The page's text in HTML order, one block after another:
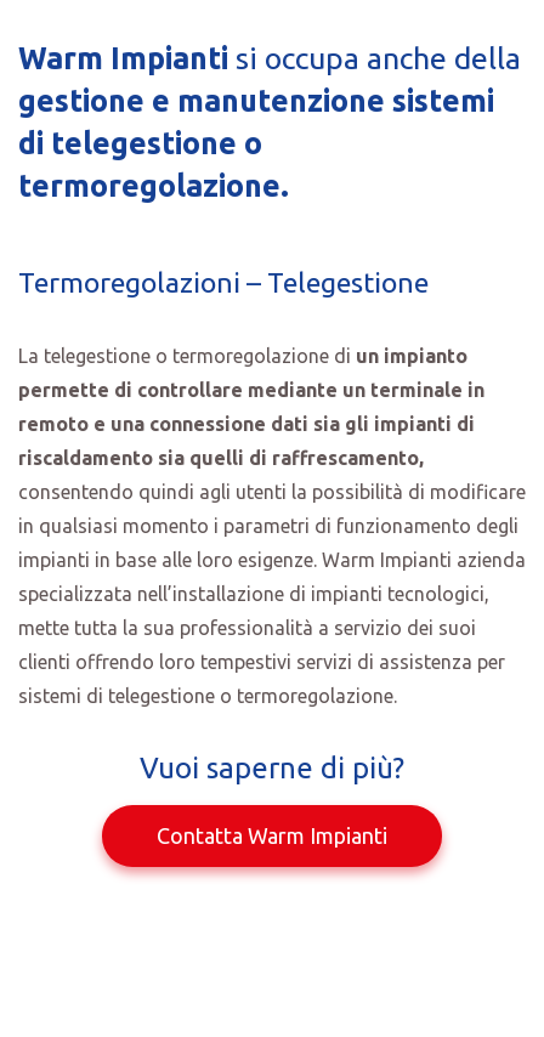
Warm Impianti si occupa anche della
gestione e manutenzione sistemi
di telegestione o
termoregolazione.
Termoregolazioni – Telegestione
La telegestione o termoregolazione di un impianto
permette di controllare mediante un terminale in
remoto e una connessione dati sia gli impianti di
riscaldamento sia quelli di raffrescamento,
consentendo quindi agli utenti la possibilità di modificare
in qualsiasi momento i parametri di funzionamento degli
impianti in base alle loro esigenze. Warm Impianti azienda
specializzata nell’installazione di impianti tecnologici,
mette tutta la sua professionalità a servizio dei suoi
clienti offrendo loro tempestivi servizi di assistenza per
sistemi di telegestione o termoregolazione.
Vuoi saperne di più?
Contatta Warm Impianti